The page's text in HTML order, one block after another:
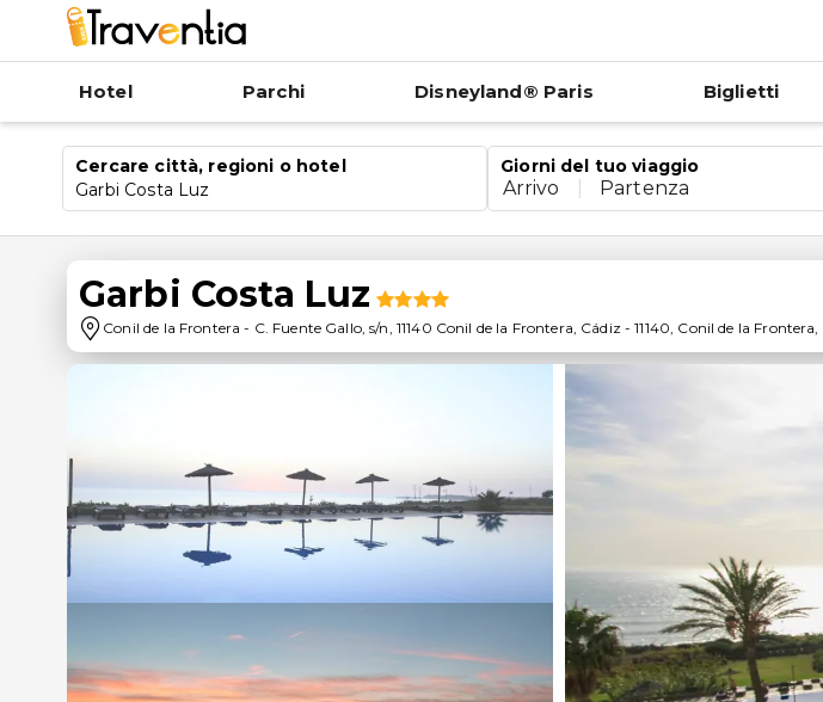
Hotel Parchi Disneyland® Paris Biglietti
Cercare città, regioni o hotel
Garbi Costa Luz
Giorni del tuo viaggio
Arrivo Partenza
Garbi Costa Luz
Conil de la Frontera - C. Fuente Gallo, s/n, 11140 Conil de la Frontera, Cádiz -11140, Conil de la Frontera,